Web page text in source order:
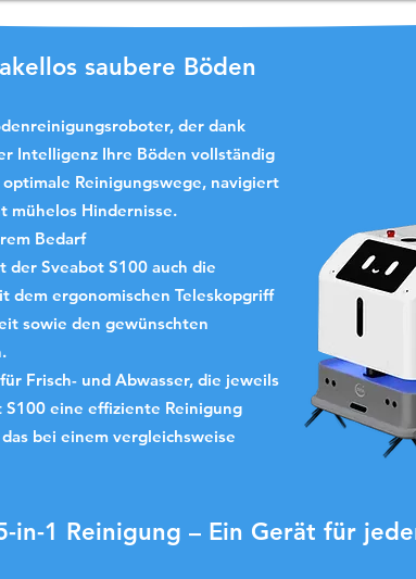
saubere Böden
der dank
Intelligenz Ihre Böden vollständig
Reinigungswege, navigiert
mühelos Hindernisse.
Bedarf
Sveabot S100 auch die
dem ergonomischen Teleskopgriff
sowie den gewünschten
Frisch- und Abwasser, die jeweils
eine effiziente Reinigung
bei einem vergleichsweise
in-1 Reinigung – Ein Gerät für